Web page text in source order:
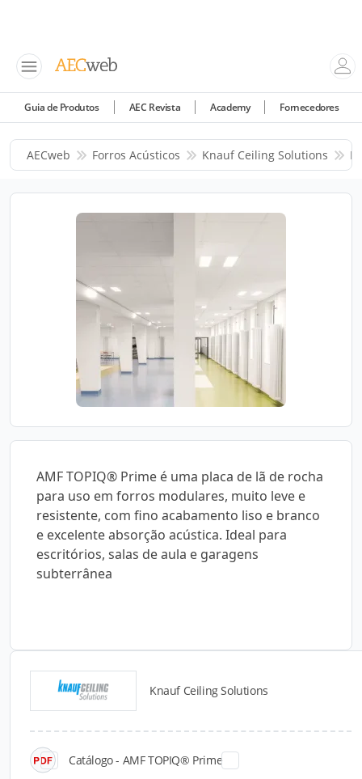
Guia de Produtos AEC Revista Academy Fornecedores
AECweb Forros Acústicos Knauf Ceiling Solutions
AMF TOPIQ® Prime é uma placa de lã de rocha
para uso em forros modulares, muito leve e
resistente, com fino acabamento liso e branco
e excelente absorção acústica. Ideal para
escritórios, salas de aula e garagens
subterrânea
Knauf Ceiling Solutions
Catálogo - AMF TOPIQ® Prime
Catálogos para Download